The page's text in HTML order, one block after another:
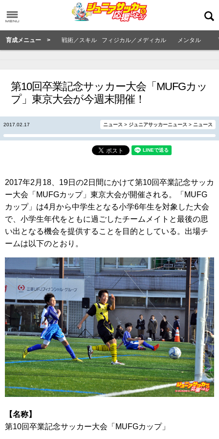
育成メニュー > 戦術／スキル フィジカル／メディカル メンタル
第10回卒業記念サッカー大会「MUFGカッ
プ」東京大会が今週末開催！
2017.02.17 ニュース > ジュニアサッカーニュース > ニュース
2017年2月18、19日の2日間にかけて第10回卒業記念サッカ
ー大会「MUFGカップ」東京大会が開催される。「MUFG
カップ」は4月から中学生となる小学6年生を対象した大会
で、小学生年代をともに過ごしたチームメイトと最後の思
い出となる機会を提供することを目的としている。出場チ
ームは以下のとおり。
【名称】
第10回卒業記念サッカー大会「MUFGカップ」